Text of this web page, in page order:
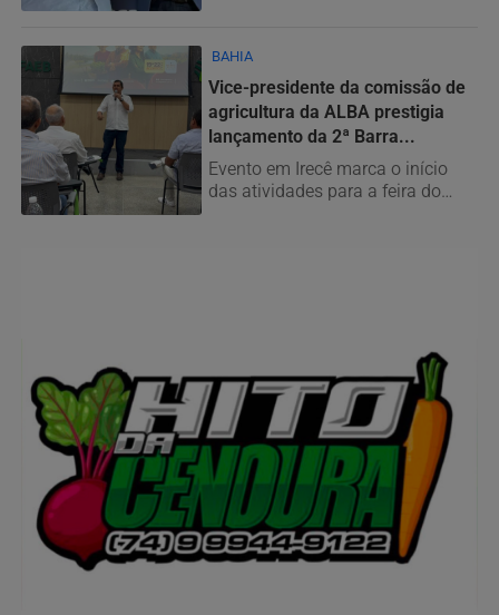
BAHIA
Vice-presidente da comissão de
agricultura da ALBA prestigia
lançamento da 2ª Barra...
Evento em Irecê marca o início
das atividades para a feira do